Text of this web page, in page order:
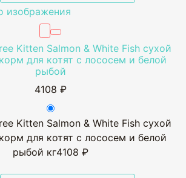
Kitten Salmon & White Fish сухой
для котят с лососем и белой
рыбой
4108 ₽
Kitten Salmon & White Fish сухой
для котят с лососем и белой
рыбой кг4108 ₽